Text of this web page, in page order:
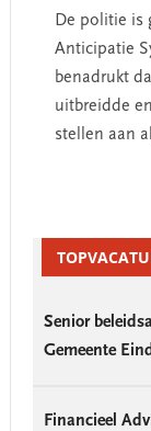
De politie is
Anticipatie
benadrukt
uitbreidde
stellen aan
Sidebar
Senior
Gemeente
Financieel